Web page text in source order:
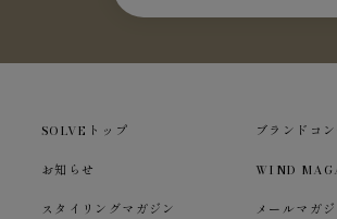
SOLVEトップ ブランドコ
お知らせ WIND
スタイリングマガジン メールマガ